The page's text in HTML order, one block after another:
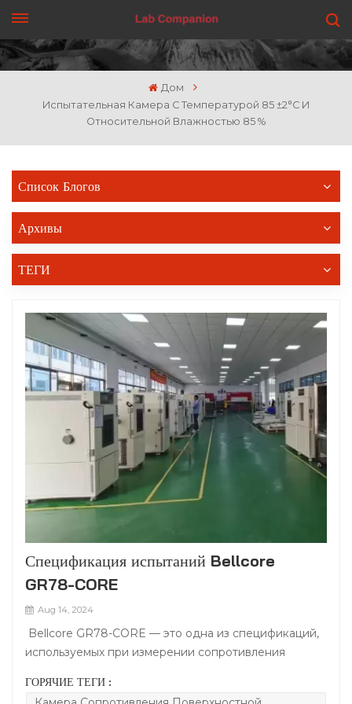
ПОЛУЧИТЬ ЦЕНУ
Дом
Испытательная Камера С Температурой 85 ±2°C И
Относительной Влажностью 85 %
Список Блогов
Архивы
ТЕГИ
Спецификация испытаний Bellcore
GR78-CORE
Aug 14, 2024
Bellcore GR78-CORE — это одна из спецификаций,
используемых при измерении сопротивления
Соответствующие меры предосторожности в этом
ГОРЯЧИЕ ТЕГИ :